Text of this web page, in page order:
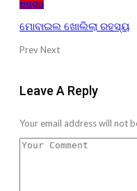
ଅପରାଧ
ମୋବାଇଲ ଖୋଲିଲା ରହସ୍ୟ
PrevNext
Leave A Reply
Your email address will not